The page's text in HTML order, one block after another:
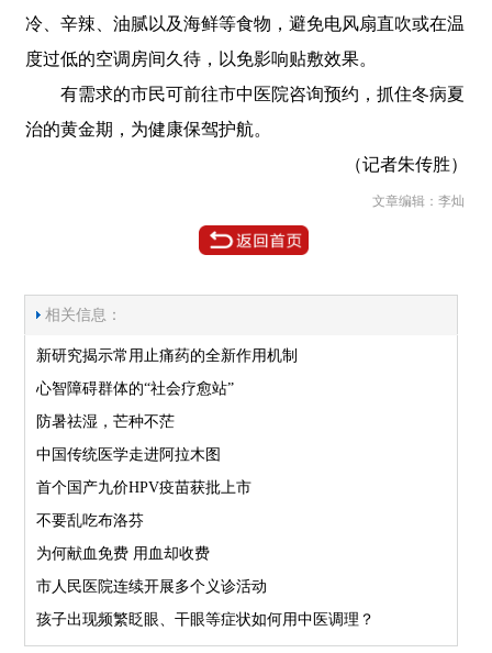
冷、辛辣、油腻以及海鲜等食物，避免电风扇直吹或在温
度过低的空调房间久待，以免影响贴敷效果。
有需求的市民可前往市中医院咨询预约，抓住冬病夏
治的黄金期，为健康保驾护航。
（记者朱传胜）
文章编辑：李灿
相关信息：
新研究揭示常用止痛药的全新作用机制
心智障碍群体的“社会疗愈站”
防暑祛湿，芒种不茫
中国传统医学走进阿拉木图
首个国产九价HPV疫苗获批上市
不要乱吃布洛芬
为何献血免费 用血却收费
市人民医院连续开展多个义诊活动
孩子出现频繁眨眼、干眼等症状如何用中医调理？